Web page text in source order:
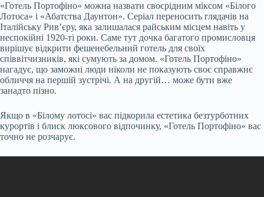
«Готель Портофіно» можна назвати своєрідним міксом «Білого
Лотоса» і «Абатства Даунтон». Серіал переносить глядачів на
Італійську Рив’єру, яка залишалася райським місцем навіть у
неспокійні 1920-ті роки. Саме тут дочка багатого промисловця
вирішує відкрити фешенебельний готель для своїх
співвітчизників, які сумують за домом. «Готель Портофіно»
нагадує, що заможні люди ніколи не показують своє справжнє
обличчя на першій зустрічі. А на другій… може бути вже
занадто пізно.
Якщо в «Білому лотосі» вас підкорила естетика безтурботних
курортів і блиск люксового відпочинку, «Готель Портофіно» вас
точно не розчарує.